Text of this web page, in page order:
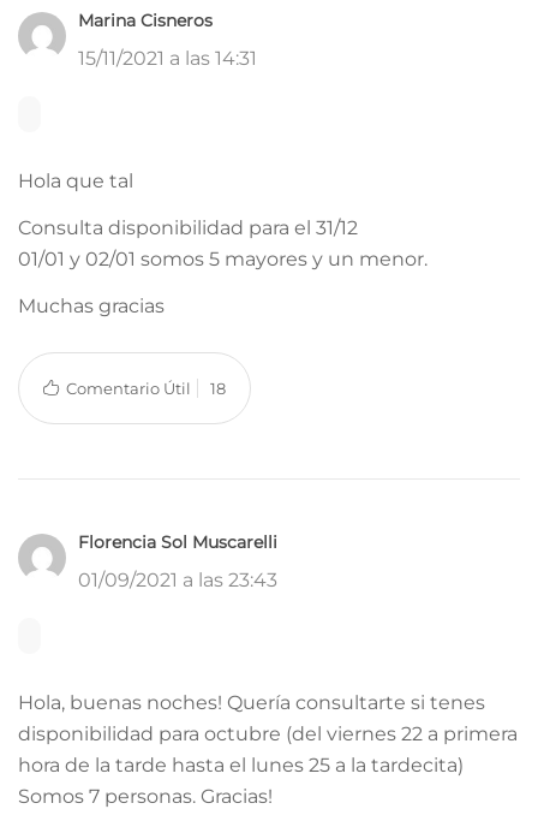
Marina Cisneros
15/11/2021 a las 14:31
Hola que tal
Consulta disponibilidad para el 31/12
01/01 y 02/01 somos 5 mayores y un menor.
Muchas gracias
Comentario Útil 18
Florencia Sol Muscarelli
01/09/2021 a las 23:43
Hola, buenas noches! Quería consultarte si tenes
disponibilidad para octubre (del viernes 22 a primera
hora de la tarde hasta el lunes 25 a la tardecita)
Somos 7 personas. Gracias!